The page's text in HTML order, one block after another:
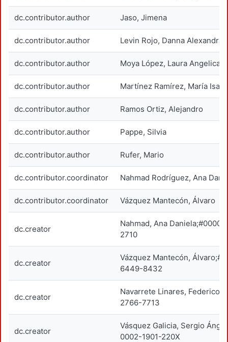
dc.contributor.author Jaso, Jimena
dc.contributor.author Levin Rojo, Danna Alexandra
dc.contributor.author Moya López, Laura Angelica
dc.contributor.author Martínez Ramírez, María
dc.contributor.author Ramos Ortiz, Alejandro
dc.contributor.author Pappe, Silvia
dc.contributor.author Rufer, Mario
dc.contributor.coordinator Nahmad Rodríguez, Ana
dc.contributor.coordinator Vázquez Mantecón, Álvaro
dc.creator
Nahmad, Ana
2710
dc.creator
Vázquez Mantecón,
6449-8432
dc.creator
Navarrete Linares,
2766-7713
dc.creator
Vásquez Galicia, Sergio
0002-1901-220X